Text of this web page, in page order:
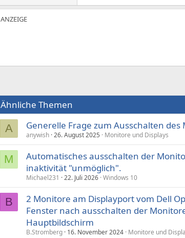
Ähnliche Themen
A Generelle Frage zum Ausschalten des
anywish 26. August 2025 Monitore und Displays
M
Automatisches ausschalten der
inaktivität "unmöglich".
Michael231 22. Juli 2026 Windows 10
B
2 Monitore am Displayport vom Dell
Fenster nach ausschalten der
Hauptbildschirm
B.Stromberg 16. November 2024 Monitore und